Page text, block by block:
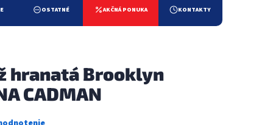
OSTATNÉ AKČNÁ PONUKA KONTAKTY
hranatá Brooklyn
CADMAN